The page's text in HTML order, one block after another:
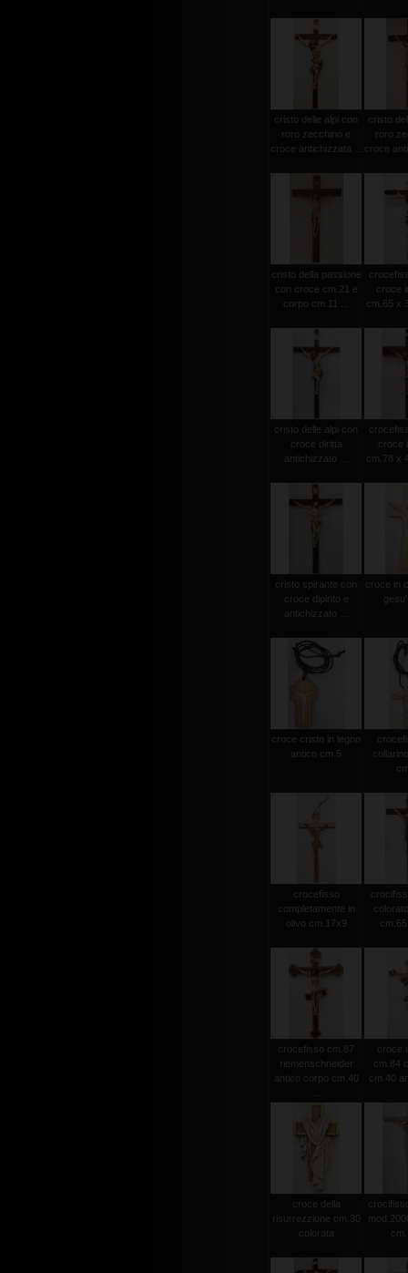
cristo delle alpi con
roro zecchino e
croce antichizzata ...
cristo
roro
croce
cristo della passione
con croce cm.21 e
corpo cm.11 ...
croce
cm.65 x
cristo delle alpi con
croce diritta
antichizzato ...
croce
cm.78 x
cristo spirante con
croce dipinto e
antichizzato ...
croce in
croce cristo in legno
antico cm.5
crocefisso
completamente in
olivo cm.17x9
crocefisso cm.87
riemenschneider
antico corpo cm.40
croce
cm.84
cm.40
croce della
risurrezzione cm.30
colorata